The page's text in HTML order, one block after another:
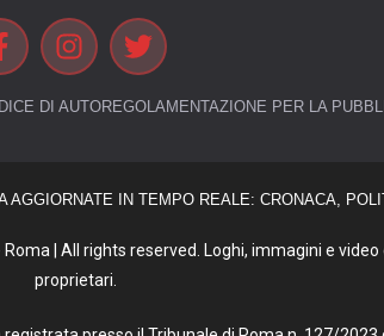
DI AUTOREGOLAMENTAZIONE PER LA
IN TEMPO REALE: CRONACA,
| All rights reserved. Loghi, immagini e
proprietari.